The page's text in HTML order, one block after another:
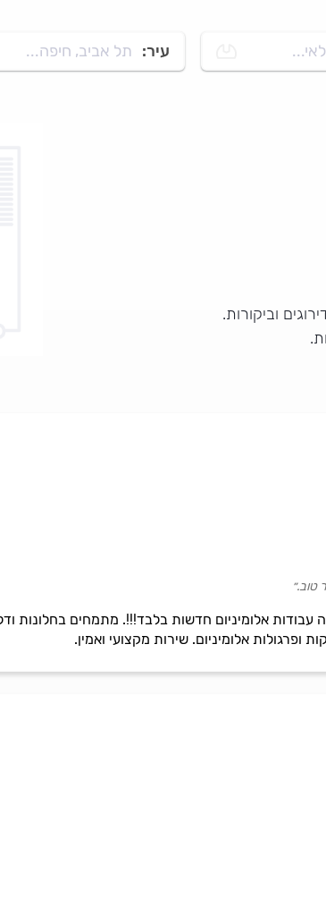
עיר: תל אביב, חיפה...
וביקורות.
עבודות אלומיניום חדשות בלבד!!!. מתמחים בחלונות
אלומיניום. שירות מקצועי ואמין.
טוב.״